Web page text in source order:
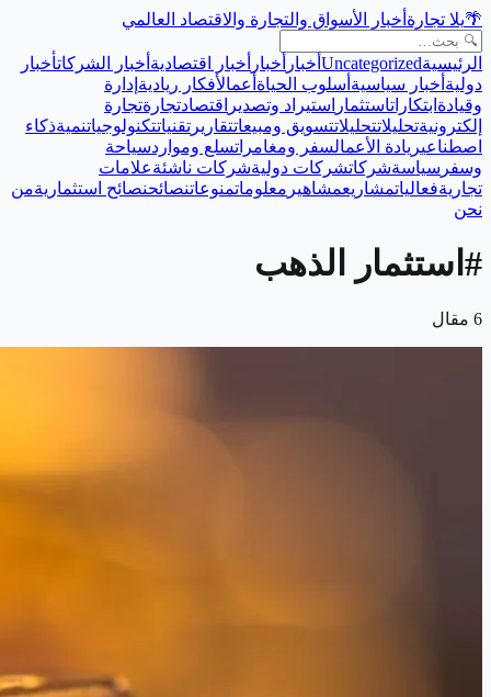
🌴يلا تجارة أخبار الأسواق والتجارة والاقتصاد العالمي
الرئيسيةUncategorized أخبار أخبار أخبار اقتصادية أخبار الشركاتأخبار
دولية أخبار سياسية أسلوب الحياة أعمالأفكار ريادية إدارة
وقيادة ابتكاراتاستثمار استيراد وتصدير اقتصادتجارةتجارة
إلكترونيةتحليلاتتحليلاتتسويق ومبيعاتتقارير تقنياتتكنولوجياتنميةذكاء
اصطناعيريادة الأعمالسفر ومغامراتسلع ومواردسياحة
وسفر سياسةشركاتشركات دوليةشركات ناشئةعلامات
تجاريةفعالياتمشاريعمشاهير معلوماتمنوعاتنصائحنصائح استثماريةمن
نحن
# استثمار الذهب
6 مقال